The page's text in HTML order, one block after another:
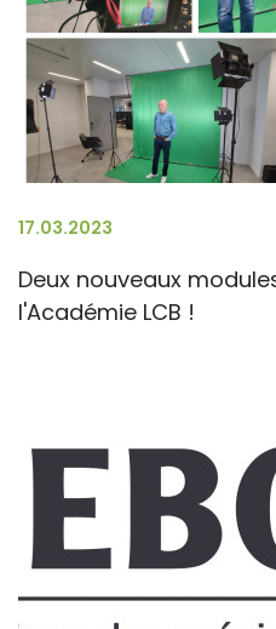
17.03.2023
Deux nouveaux
l'Académie LCB !